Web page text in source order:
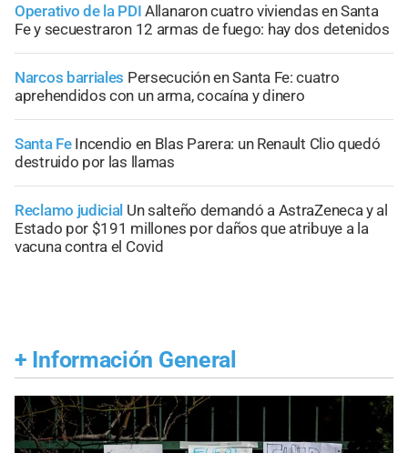
Operativo de la PDI Allanaron cuatro viviendas en Santa
Fe y secuestraron 12 armas de fuego: hay dos detenidos
Narcos barriales Persecución en Santa Fe: cuatro
aprehendidos con un arma, cocaína y dinero
Santa Fe Incendio en Blas Parera: un Renault Clio quedó
destruido por las llamas
Reclamo judicial Un salteño demandó a AstraZeneca y al
Estado por $191 millones por daños que atribuye a la
vacuna contra el Covid
+ Información General